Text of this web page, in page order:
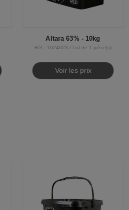
Altara 63% - 10kg
Réf : 1024023 / Lot de 1 pièce(s)
Voir les prix